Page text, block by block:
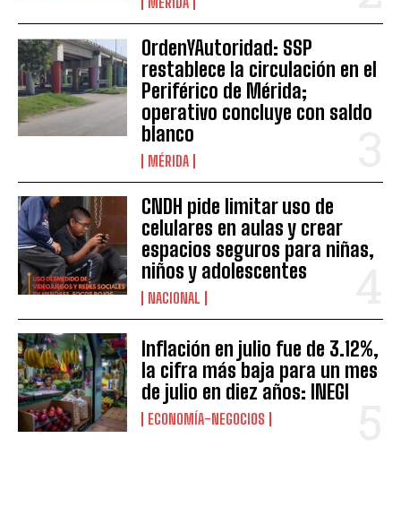
OrdenYAutoridad: SSP
restablece la circulación en el
Periférico de Mérida;
operativo concluye con saldo
blanco
MÉRIDA
CNDH pide limitar uso de
celulares en aulas y crear
espacios seguros para niñas,
niños y adolescentes
NACIONAL
Inflación en julio fue de 3.12%,
la cifra más baja para un mes
de julio en diez años: INEGI
ECONOMÍA-NEGOCIOS